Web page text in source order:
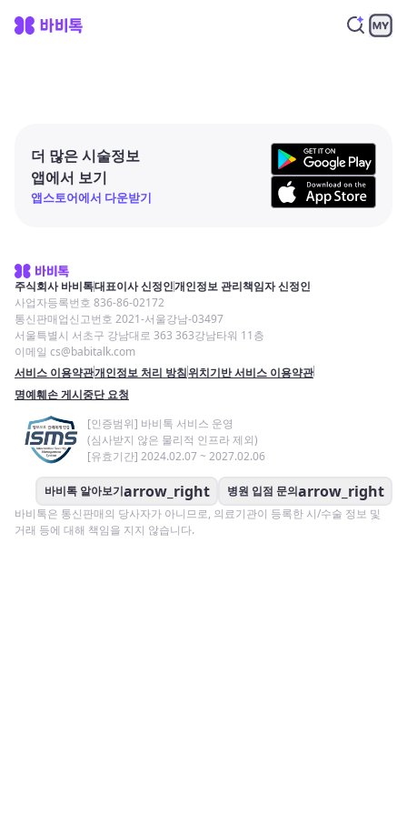
더 많은 시술정보
앱에서 보기
앱스토어에서 다운받기
주식회사 바비톡대표이사 신정인개인정보 관리책임자 신정인
사업자등록번호 836-86-02172
통신판매업신고번호 2021-서울강남-03497
서울특별시 서초구 강남대로 363 363강남타워 11층
이메일 cs@babitalk.com
서비스 이용약관개인정보 처리 방침위치기반 서비스 이용약관
명예훼손 게시중단 요청
[인증범위] 바비톡 서비스 운영
(심사받지 않은 물리적 인프라 제외)
[유효기간] 2024.02.07 ~ 2027.02.06
바비톡 알아보기arrow_right 병원 입점 문의arrow_right
바비톡은 통신판매의 당사자가 아니므로, 의료기관이 등록한 시/수술 정보 및
거래 등에 대해 책임을 지지 않습니다.